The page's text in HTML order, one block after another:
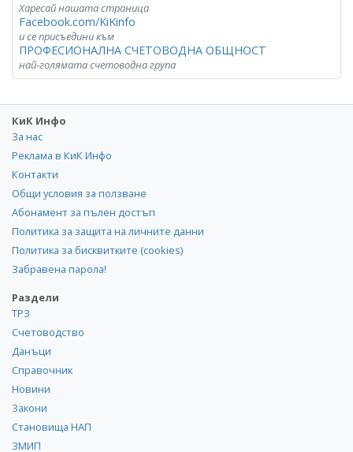
Харесай нашата страница
Facebook.com/KiKinfo
и се присъедини към
ПРОФЕСИОНАЛНА СЧЕТОВОДНА ОБЩНОСТ
най-голямата счетоводна група
КиК Инфо
За нас
Реклама в КиК Инфо
Контакти
Общи условия за ползване
Абонамент за пълен достъп
Политика за защита на личните данни
Политика за бисквитките (cookies)
Забравена парола!
Раздели
ТРЗ
Счетоводство
Данъци
Справочник
Новини
Закони
Становища НАП
ЗМИП